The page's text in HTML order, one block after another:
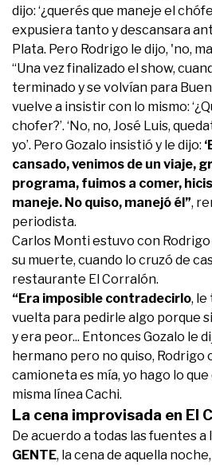
dijo: ‘¿querés que maneje el
expusiera tanto y descansara
Plata. Pero Rodrigo le dijo, 'no,
“Una vez finalizado el show,
terminado y se volvían para
vuelve a insistir con lo mismo:
chofer?’. ‘No, no, José Luis,
yo’. Pero Gozalo insistió y le dijo:
cansado, venimos de un viaje,
programa, fuimos a comer,
maneje. No quiso, manejó él”,
periodista.
Carlos Monti estuvo con
su muerte, cuando lo cruzó de
restaurante El Corralón.
“Era imposible contradecirlo, le
vuelta para pedirle algo porque
y era peor... Entonces Gozalo le
hermano pero no quiso, Rodrigo
camioneta es mía, yo hago lo que
misma línea Cachi.
La cena improvisada en El
De acuerdo a todas las fuentes a
GENTE, la cena de aquella